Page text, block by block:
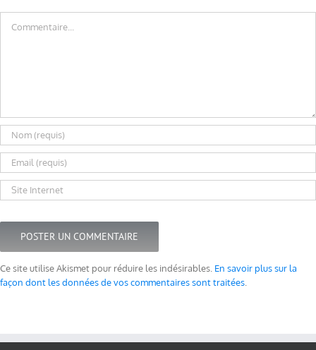
Ce site utilise Akismet pour réduire les indésirables. En savoir plus sur la
façon dont les données de vos commentaires sont traitées